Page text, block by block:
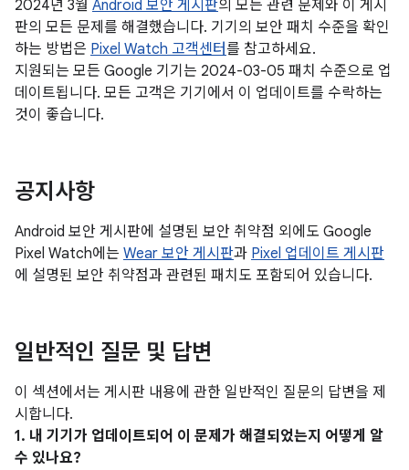
2024년 3월 Android 보안 게시판의 모든 관련 문제와 이 게시
판의 모든 문제를 해결했습니다. 기기의 보안 패치 수준을 확인
하는 방법은 Pixel Watch 고객센터를 참고하세요.
지원되는 모든 Google 기기는 2024-03-05 패치 수준으로 업
데이트됩니다. 모든 고객은 기기에서 이 업데이트를 수락하는
것이 좋습니다.
공지사항
Android 보안 게시판에 설명된 보안 취약점 외에도 Google
Pixel Watch에는 Wear 보안 게시판과 Pixel 업데이트 게시판
에 설명된 보안 취약점과 관련된 패치도 포함되어 있습니다.
일반적인 질문 및 답변
이 섹션에서는 게시판 내용에 관한 일반적인 질문의 답변을 제
시합니다.
1. 내 기기가 업데이트되어 이 문제가 해결되었는지 어떻게 알
수 있나요?